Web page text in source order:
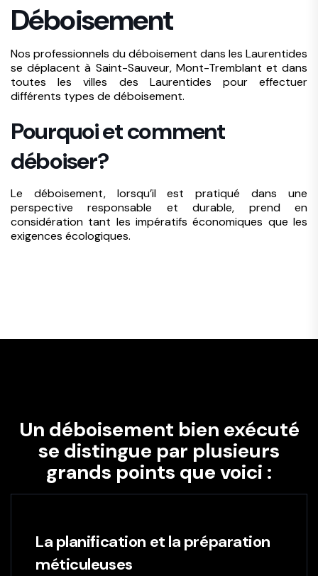
Déboisement
Nos professionnels du déboisement dans les Laurentides
se déplacent à Saint-Sauveur, Mont-Tremblant et dans
toutes les villes des Laurentides pour effectuer
différents types de déboisement.
Pourquoi et comment
déboiser?
Le déboisement, lorsqu’il est pratiqué dans une
perspective responsable et durable, prend en
considération tant les impératifs économiques que les
exigences écologiques.
Un déboisement bien exécuté
se distingue par plusieurs
grands points que voici :
La planification et la préparation
méticuleuses